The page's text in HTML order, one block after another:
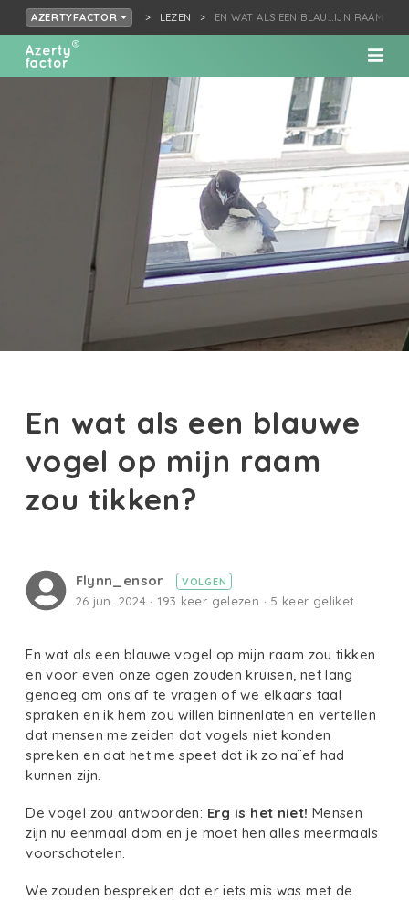
AZERTYFACTOR LEZEN EN WAT ALS EEN BLAU…IJN RAAM
En wat als een blauwe
vogel op mijn raam
zou tikken?
Flynn_ensor VOLGEN
26 jun. 2024 · 193 keer gelezen · 5 keer geliket
En wat als een blauwe vogel op mijn raam zou tikken
en voor even onze ogen zouden kruisen, net lang
genoeg om ons af te vragen of we elkaars taal
spraken en ik hem zou willen binnenlaten en vertellen
dat mensen me zeiden dat vogels niet konden
spreken en dat het me speet dat ik zo naïef had
kunnen zijn.
De vogel zou antwoorden: Erg is het niet! Mensen
zijn nu eenmaal dom en je moet hen alles meermaals
voorschotelen.
We zouden bespreken dat er iets mis was met de